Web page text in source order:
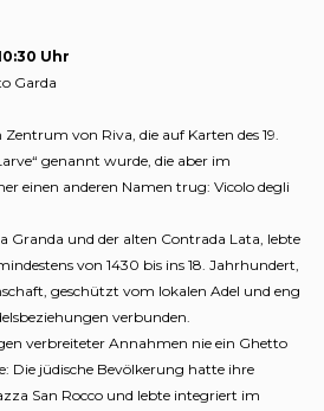
Uhr
Garda
Zentrum von Riva, die auf Karten des 19.
genannt wurde, die aber im
einen anderen Namen trug: Vicolo degli
Granda und der alten Contrada Lata, lebte
von 1430 bis ins 18. Jahrhundert,
geschützt vom lokalen Adel und eng
verbunden.
verbreiteter Annahmen nie ein Ghetto
Die jüdische Bevölkerung hatte ihre
San Rocco und lebte integriert im